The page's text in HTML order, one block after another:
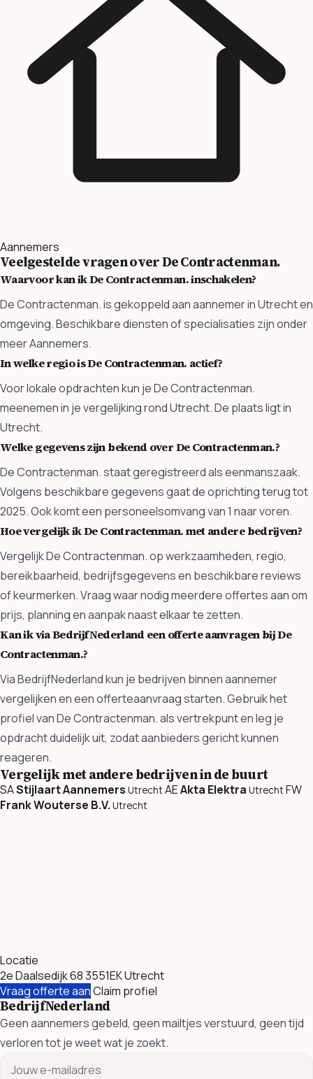
Aannemers
Veelgestelde vragen over De Contractenman.
Waarvoor kan ik De Contractenman. inschakelen?
De Contractenman. is gekoppeld aan aannemer in Utrecht en
omgeving. Beschikbare diensten of specialisaties zijn onder
meer Aannemers.
In welke regio is De Contractenman. actief?
Voor lokale opdrachten kun je De Contractenman.
meenemen in je vergelijking rond Utrecht. De plaats ligt in
Utrecht.
Welke gegevens zijn bekend over De Contractenman.?
De Contractenman. staat geregistreerd als eenmanszaak.
Volgens beschikbare gegevens gaat de oprichting terug tot
2025. Ook komt een personeelsomvang van 1 naar voren.
Hoe vergelijk ik De Contractenman. met andere bedrijven?
Vergelijk De Contractenman. op werkzaamheden, regio,
bereikbaarheid, bedrijfsgegevens en beschikbare reviews
of keurmerken. Vraag waar nodig meerdere offertes aan om
prijs, planning en aanpak naast elkaar te zetten.
Kan ik via BedrijfNederland een offerte aanvragen bij De
Contractenman.?
Via BedrijfNederland kun je bedrijven binnen aannemer
vergelijken en een offerteaanvraag starten. Gebruik het
profiel van De Contractenman. als vertrekpunt en leg je
opdracht duidelijk uit, zodat aanbieders gericht kunnen
reageren.
Vergelijk met andere bedrijven in de buurt
SAStijlaart Aannemers UtrechtAEAkta Elektra UtrechtFW
Frank Wouterse B.V. Utrecht
Locatie
2e Daalsedijk 68 3551EK Utrecht
Vraag offerte aanClaim profiel
BedrijfNederland
Geen aannemers gebeld, geen mailtjes verstuurd, geen tijd
verloren tot je weet wat je zoekt.